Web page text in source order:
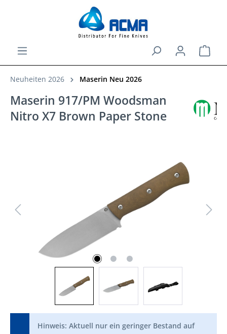
Neuheiten 2026 Maserin Neu 2026
Maserin 917/PM Woodsman
Nitro X7 Brown Paper Stone
Hinweis: Aktuell nur ein geringer Bestand auf